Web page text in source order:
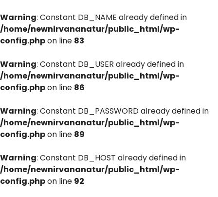
Warning: Constant DB_NAME already defined in
/home/newnirvananatur/public_html/wp-
config.phpon line 83
Warning: Constant DB_USER already defined in
/home/newnirvananatur/public_html/wp-
config.phpon line 86
Warning: Constant DB_PASSWORD already defined in
/home/newnirvananatur/public_html/wp-
config.phpon line 89
Warning: Constant DB_HOST already defined in
/home/newnirvananatur/public_html/wp-
config.phpon line 92